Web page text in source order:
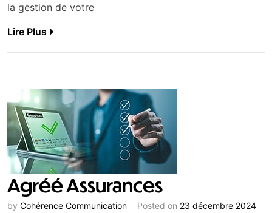
la gestion de votre
Lire Plus
Agréé Assurances
by Cohérence Communication Posted on 23 décembre 2024